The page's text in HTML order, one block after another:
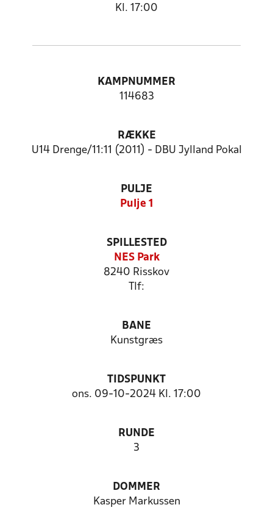
Kl. 17:00
KAMPNUMMER
114683
RÆKKE
U14 Drenge/11:11 (2011) - DBU Jylland Pokal
PULJE
Pulje 1
SPILLESTED
NES Park
8240 Risskov
Tlf:
BANE
Kunstgræs
TIDSPUNKT
ons. 09-10-2024 Kl. 17:00
RUNDE
3
DOMMER
Kasper Markussen